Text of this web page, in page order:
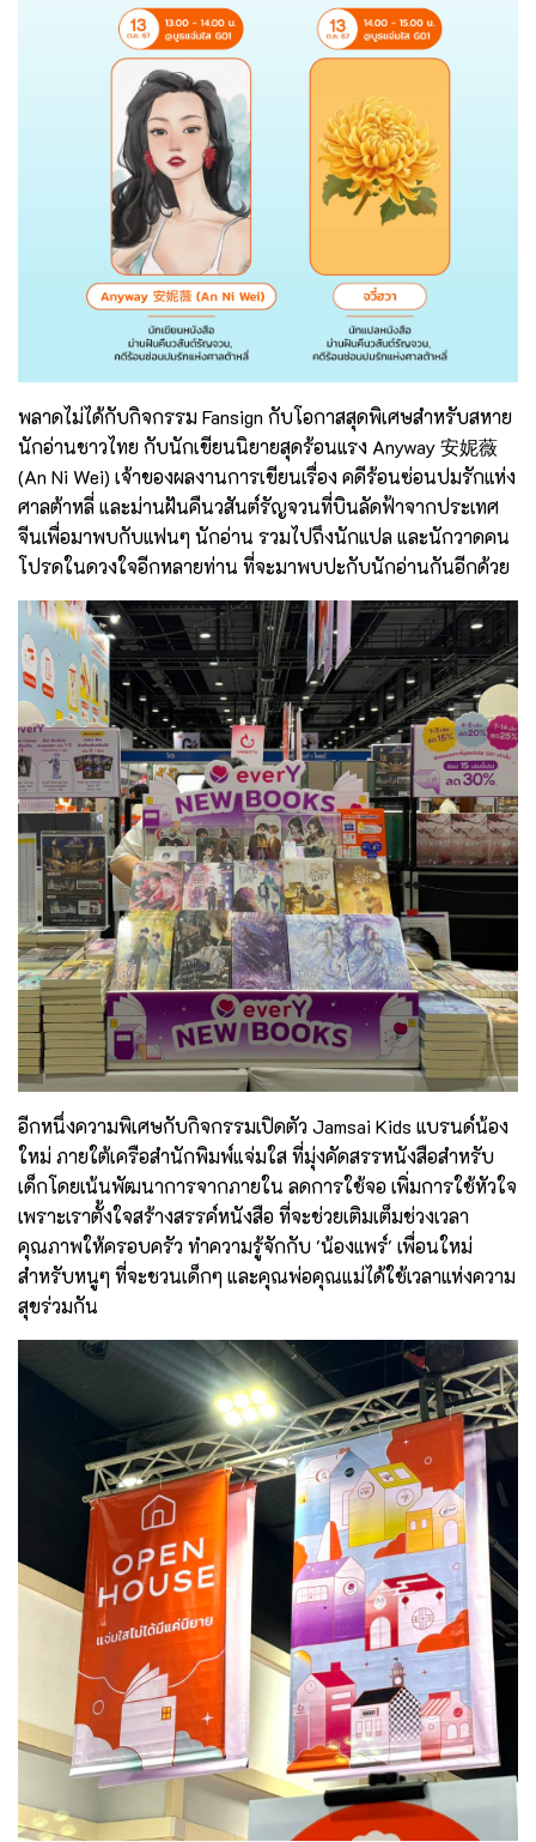
พลาดไม่ได้กับกิจกรรม Fansign กับโอกาสสุดพิเศษสำหรับสหาย
นักอ่านชาวไทย กับนักเขียนนิยายสุดร้อนแรง Anyway 安妮薇
(An Ni Wei) เจ้าของผลงานการเขียนเรื่อง คดีร้อนซ่อนปมรักแห่ง
ศาลต้าหลี่ และม่านฝันคืนวสันต์รัญจวนที่บินลัดฟ้าจากประเทศ
จีนเพื่อมาพบกับแฟนๆ นักอ่าน รวมไปถึงนักแปล และนักวาดคน
โปรดในดวงใจอีกหลายท่าน ที่จะมาพบปะกับนักอ่านกันอีกด้วย
อีกหนึ่งความพิเศษกับกิจกรรมเปิดตัว Jamsai Kids แบรนด์น้อง
ใหม่ ภายใต้เครือสำนักพิมพ์แจ่มใส ที่มุ่งคัดสรรหนังสือสำหรับ
เด็กโดยเน้นพัฒนาการจากภายใน ลดการใช้จอ เพิ่มการใช้หัวใจ
เพราะเราตั้งใจสร้างสรรค์หนังสือ ที่จะช่วยเติมเต็มช่วงเวลา
คุณภาพให้ครอบครัว ทำความรู้จักกับ 'น้องแพร์' เพื่อนใหม่
สำหรับหนูๆ ที่จะชวนเด็กๆ และคุณพ่อคุณแม่ได้ใช้เวลาแห่งความ
สุขร่วมกัน